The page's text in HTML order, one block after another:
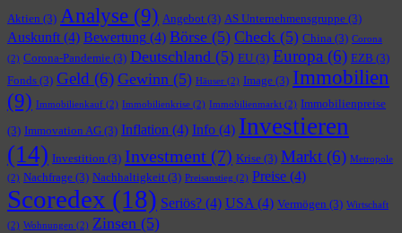
Aktien (3) Analyse (9) Angebot (3) AS Unternehmensgruppe (3)
Auskunft (4) Bewertung (4) Börse (5) Check (5) China (3) Corona
(2) Corona-Pandemie (3) Deutschland (5) EU (3) Europa (6) EZB (3)
Fonds (3) Geld (6) Gewinn (5) Häuser (2) Image (3) Immobilien
(9) Immobilienkauf (2) Immobilienkrise (2) Immobilienmarkt (2) Immobilienpreise
(3) Immovation AG (3) Inflation (4) Info (4) Investieren
(14) Investition (3) Investment (7) Krise (3) Markt (6) Metropole
(2) Nachfrage (3) Nachhaltigkeit (3) Preisanstieg (2) Preise (4)
Scoredex (18) Seriös? (4) USA (4) Vermögen (3) Wirtschaft
(2) Wohnungen (2) Zinsen (5)